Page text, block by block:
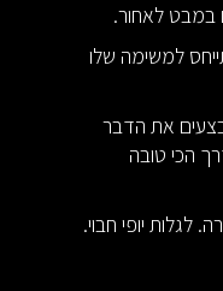
במבט לאחור.
למשימה שלו
את הדבר
הכי טובה
לגלות יופי חבוי.